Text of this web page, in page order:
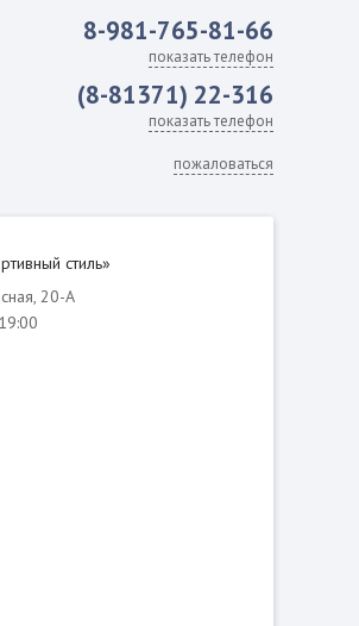
8-981-765-81-66
показать телефон
(8-81371) 22-316
показать телефон
пожаловаться
20-А